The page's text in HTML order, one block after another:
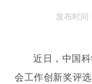
发布时间
近日，中国
会工作创新奖评